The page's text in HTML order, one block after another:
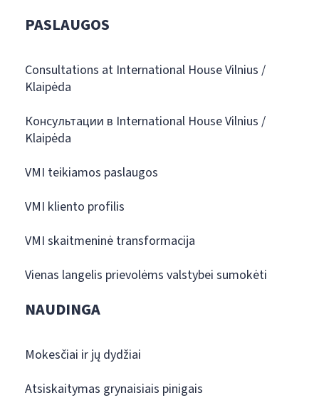
PASLAUGOS
Consultations at International House Vilnius /
Klaipėda
Консультации в International House Vilnius /
Klaipėda
VMI teikiamos paslaugos
VMI kliento profilis
VMI skaitmeninė transformacija
Vienas langelis prievolėms valstybei sumokėti
NAUDINGA
Mokesčiai ir jų dydžiai
Atsiskaitymas grynaisiais pinigais